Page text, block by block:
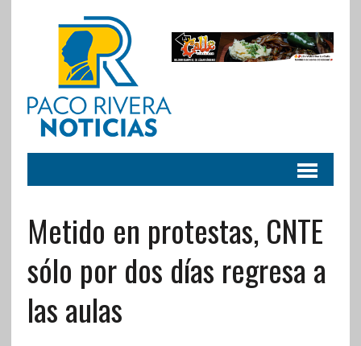
Metido en protestas, CNTE
sólo por dos días regresa a
las aulas